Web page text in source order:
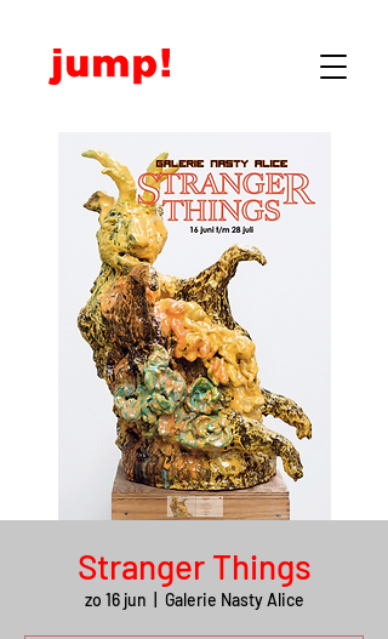
Stranger Things
zo 16 jun Galerie Nasty Alice